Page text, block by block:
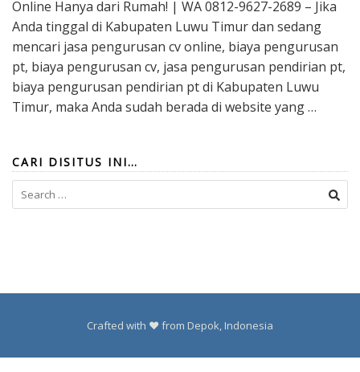
Online Hanya dari Rumah! | WA 0812-9627-2689 – Jika
Anda tinggal di Kabupaten Luwu Timur dan sedang
mencari jasa pengurusan cv online, biaya pengurusan
pt, biaya pengurusan cv, jasa pengurusan pendirian pt,
biaya pengurusan pendirian pt di Kabupaten Luwu
Timur, maka Anda sudah berada di website yang …
CARI DISITUS INI…
Search
for:
Crafted with ❤️ from Depok, Indonesia